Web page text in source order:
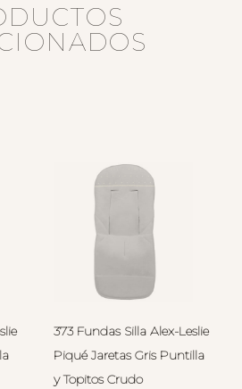
373 Fundas Silla Alex-Leslie
Piqué Jaretas Gris Puntilla
y Topitos Crudo